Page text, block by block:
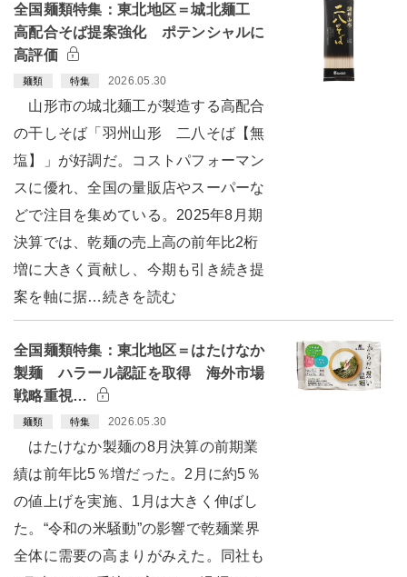
全国麺類特集：東北地区＝城北麺工
高配合そば提案強化 ポテンシャルに
高評価
麺類 特集 2026.05.30
山形市の城北麺工が製造する高配合
の干しそば「羽州山形 二八そば【無
塩】」が好調だ。コストパフォーマン
スに優れ、全国の量販店やスーパーな
どで注目を集めている。2025年8月期
決算では、乾麺の売上高の前年比2桁
増に大きく貢献し、今期も引き続き提
案を軸に据…続きを読む
全国麺類特集：東北地区＝はたけなか
製麺 ハラール認証を取得 海外市場
戦略重視…
麺類 特集 2026.05.30
はたけなか製麺の8月決算の前期業
績は前年比5％増だった。2月に約5％
の値上げを実施、1月は大きく伸ばし
た。“令和の米騒動”の影響で乾麺業界
全体に需要の高まりがみえた。同社も